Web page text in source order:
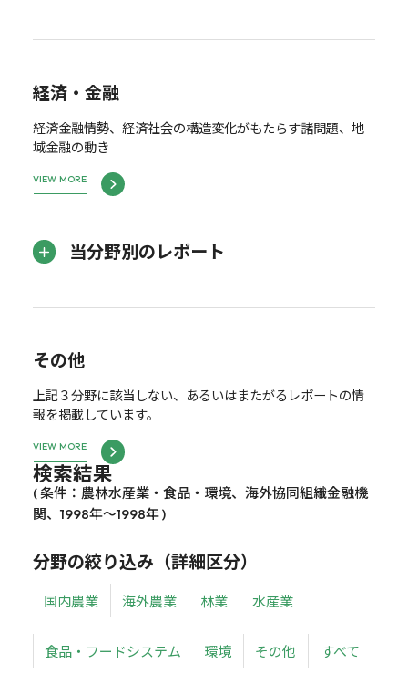
経済・金融
経済金融情勢、経済社会の構造変化がもたらす諸問題、地
域金融の動き
VIEW MORE
当分野別のレポート
その他
上記３分野に該当しない、あるいはまたがるレポートの情
報を掲載しています。
VIEW MORE
検索結果
( 条件：農林水産業・食品・環境、海外協同組織金融機
関、1998年～1998年 )
分野の絞り込み（詳細区分）
国内農業 海外農業 林業 水産業
食品・フードシステム 環境 その他 すべて